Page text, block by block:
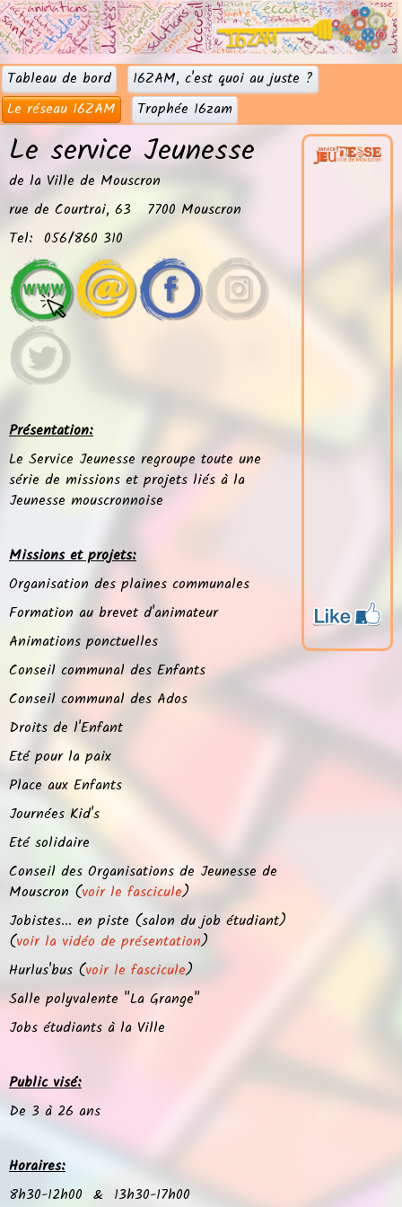
Tableau de bord
16ZAM, c'est quoi au juste ?
Le réseau 16ZAM
Trophée 16zam
Le service Jeunesse
de la Ville de Mouscron
rue de Courtrai, 63 7700 Mouscron
Tel: 056/860 310
Présentation:
Le Service Jeunesse regroupe toute une
série de missions et projets liés à la
Jeunesse mouscronnoise
Missions et projets:
Organisation des plaines communales
Formation au brevet d'animateur
Animations ponctuelles
Conseil communal des Enfants
Conseil communal des Ados
Droits de l'Enfant
Eté pour la paix
Place aux Enfants
Journées Kid's
Eté solidaire
Conseil des Organisations de Jeunesse de
Mouscron (voir le fascicule)
Jobistes... en piste (salon du job étudiant)
(voir la vidéo de présentation)
Hurlus'bus (voir le fascicule)
Salle polyvalente "La Grange"
Jobs étudiants à la Ville
Public visé:
De 3 à 26 ans
Horaires:
8h30-12h00 & 13h30-17h00